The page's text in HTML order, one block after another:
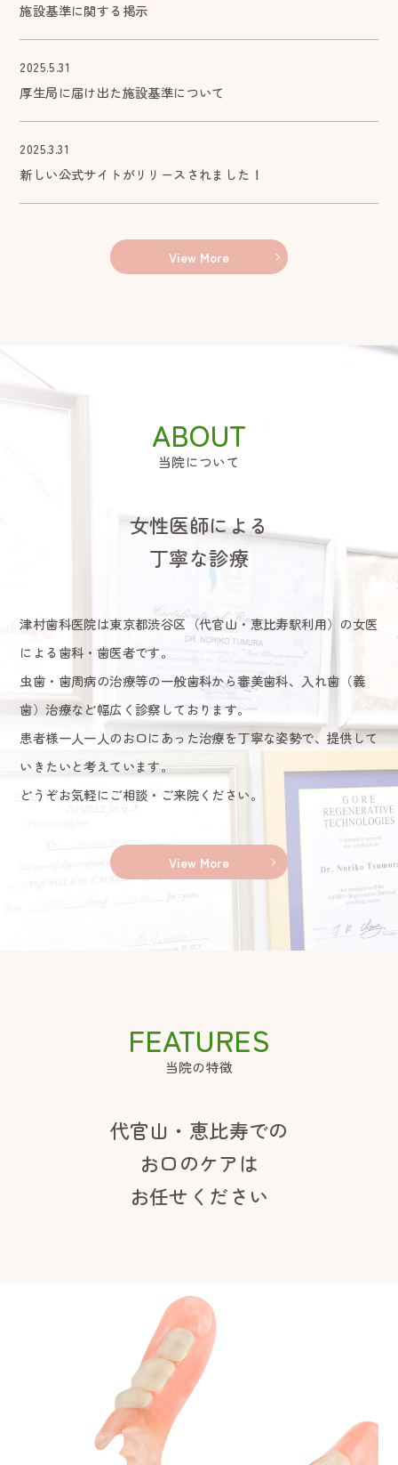
施設基準に関する掲示
2025.5.31
厚生局に届け出た施設基準について
2025.3.31
新しい公式サイトがリリースされました！
View More
当院について
女性医師による
丁寧な診療
津村歯科医院は東京都渋谷区（代官山・恵比寿駅利用）の女医
による歯科・歯医者です。
虫歯・歯周病の治療等の一般歯科から審美歯科、入れ歯（義
歯）治療など幅広く診察しております。
患者様一人一人のお口にあった治療を丁寧な姿勢で、提供して
いきたいと考えています。
どうぞお気軽にご相談・ご来院ください。
View More
当院の特徴
代官山・恵比寿での
お口のケアは
お任せください